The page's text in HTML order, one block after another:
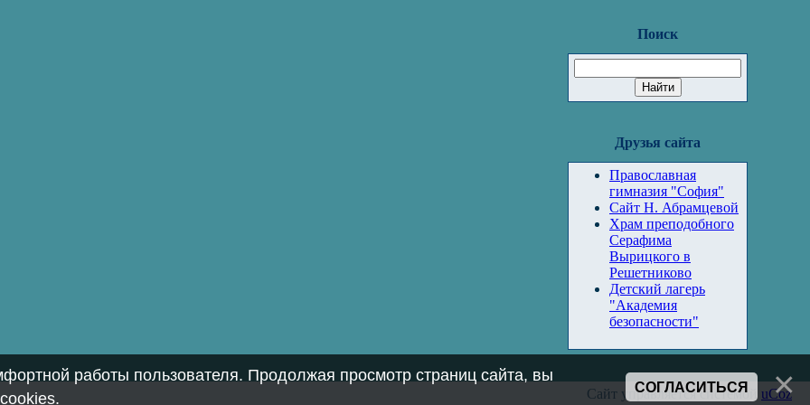
Поиск
Друзья сайта
Православная
гимназия "София"
Сайт Н. Абрамцевой
Храм преподобного
Серафима
Вырицкого в
Решетниково
Детский лагерь
"Академия
безопасности"
Сайт управляется системой uCoz
работы пользователя. Продолжая просмотр страниц сайта, вы
.
СОГЛАСИТЬСЯ